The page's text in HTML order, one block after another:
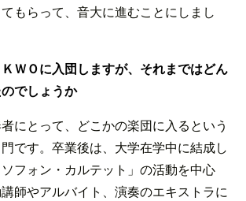
もらって、音大に進むことにしまし
ＷＯに入団しますが、それまではどん
でしょうか
にとって、どこかの楽団に入るという
です。卒業後は、大学在学中に結成し
フォン・カルテット」の活動を中心
師やアルバイト、演奏のエキストラに